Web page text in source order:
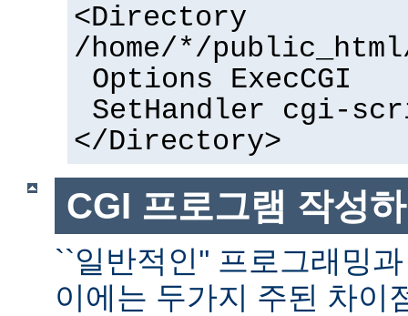
<Directory
/home/*/
Options ExecCGI
SetHandler cgi-
</Directory>
CGI 프로그램 작성
``일반적인'' 프로그래밍
이에는 두가지 주된 차이